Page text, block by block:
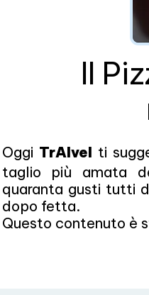
Il
Oggi TrAIvel ti
taglio più amata
quaranta gusti tutti
dopo fetta.
Questo contenuto è